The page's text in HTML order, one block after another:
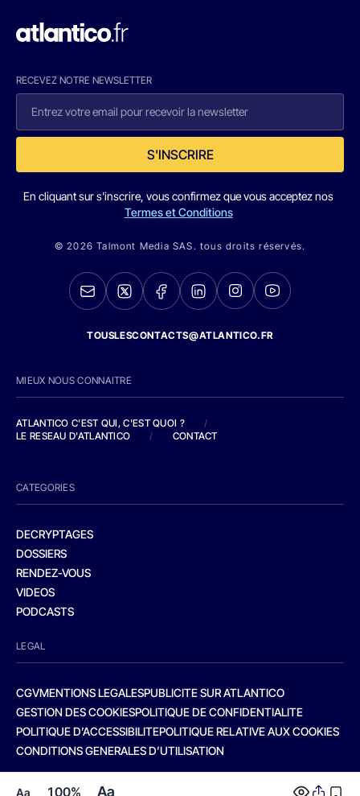
Aa 100% Aa
RECEVEZ NOTRE NEWSLETTER
S'INSCRIRE
En cliquant sur s'inscrire, vous confirmez que vous acceptez nos
Termes et Conditions
© 2026 Talmont Media SAS. tous droits réservés.
TOUSLESCONTACTS@ATLANTICO.FR
MIEUX NOUS CONNAITRE
ATLANTICO C'EST QUI, C'EST QUOI ?
/
LE RESEAU D'ATLANTICO
/ CONTACT
CATEGORIES
DECRYPTAGES
DOSSIERS
RENDEZ-VOUS
VIDEOS
PODCASTS
LEGAL
CGVMENTIONS LEGALESPUBLICITE SUR ATLANTICO
GESTION DES COOKIESPOLITIQUE DE CONFIDENTIALITE
POLITIQUE D’ACCESSIBILITEPOLITIQUE RELATIVE AUX COOKIES
CONDITIONS GENERALES D’UTILISATION